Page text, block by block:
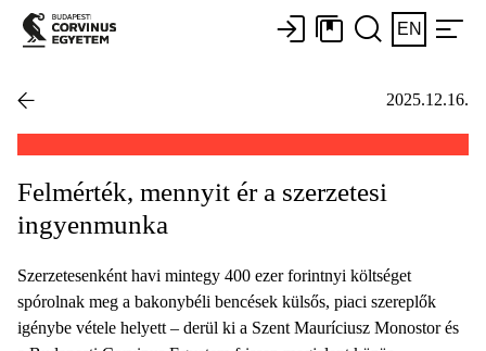
EN
2025.12.16.
Felmérték, mennyit ér a szerzetesi
ingyenmunka
Szerzetesenként havi mintegy 400 ezer forintnyi költséget
spórolnak meg a bakonybéli bencések külsős, piaci szereplők
igénybe vétele helyett – derül ki a Szent Mauríciusz Monostor és